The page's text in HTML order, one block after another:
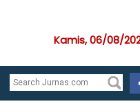
Kamis, 06/08/